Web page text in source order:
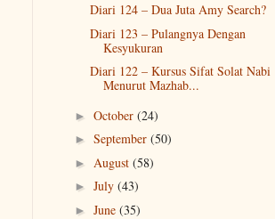
Diari 124 – Dua Juta Amy Search?
Diari 123 – Pulangnya Dengan
Kesyukuran
Diari 122 – Kursus Sifat Solat Nabi
Menurut Mazhab...
► October (24)
► September (50)
► August (58)
► July (43)
► June (35)